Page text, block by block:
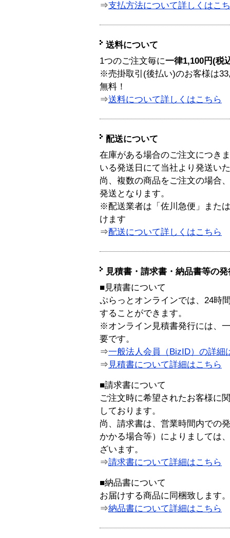
⇒支払方法について詳しくはこ
送料について
1つのご注文毎に一律1,100円(税
※売掛取引(後払い)のお客様は
無料！
⇒送料について詳しくはこちら
配送について
在庫がある場合のご注文につき
いる発送日にて当社より発送い
尚、複数の商品をご注文の場合
発送となります。
※配送業者は「佐川急便」また
けます
⇒配送について詳しくはこちら
見積書・請求書・納品書等の
■見積書について
ぷらっとオンラインでは、24時
することができます。
※オンライン見積書発行には、
要です。
⇒一般法人会員（BizID）の詳細
⇒ 見積書について詳細はこちら
■請求書について
ご注文時に希望されたお客様に
しております。
尚、請求書は、営業時間内での
かかる場合等）によりましては
ざいます。
⇒請求書について詳細はこちら
■納品書について
お届けする商品に同梱致します。
⇒納品書について詳細はこちら